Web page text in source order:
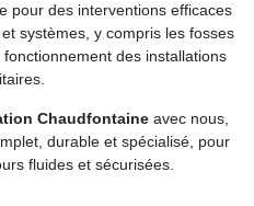
pour des interventions efficaces
systèmes, y compris les fosses
des installations
Chaudfontaine avec nous,
durable et spécialisé, pour
fluides et sécurisées.